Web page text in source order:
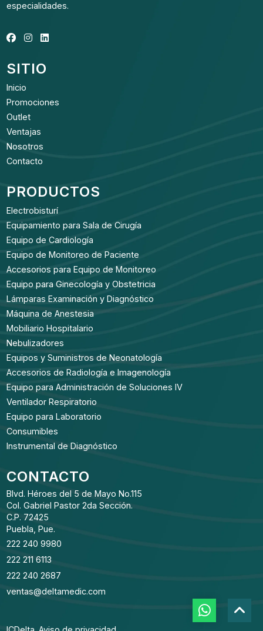
especialidades.
SITIO
Inicio
Promociones
Outlet
Ventajas
Nosotros
Contacto
PRODUCTOS
Electrobisturí
Equipamiento para Sala de Cirugía
Equipo de Cardiología
Equipo de Monitoreo de Paciente
Accesorios para Equipo de Monitoreo
Equipo para Ginecología y Obstetricia
Lámparas Examinación y Diagnóstico
Máquina de Anestesia
Mobiliario Hospitalario
Nebulizadores
Equipos y Suministros de Neonatología
Accesorios de Radiología e Imagenología
Equipo para Administración de Soluciones IV
Ventilador Respiratorio
Equipo para Laboratorio
Consumibles
Instrumental de Diagnóstico
CONTACTO
Blvd. Héroes del 5 de Mayo No.115
Col. Gabriel Pastor 2da Sección.
C.P. 72425
Puebla, Pue.
222 240 9980
222 211 6113
222 240 2687
ventas@deltamedic.com